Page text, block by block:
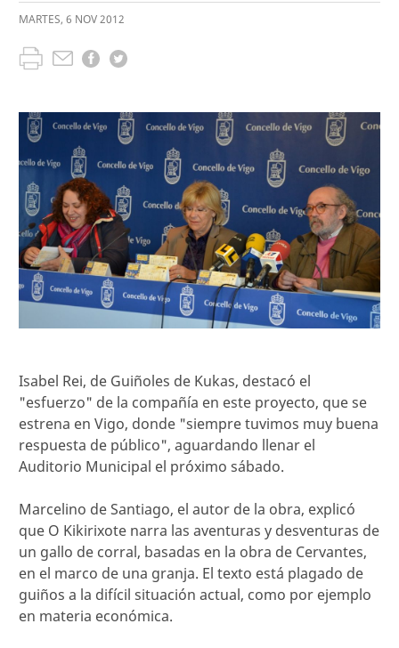
MARTES, 6 NOV2012
Isabel Rei, de Guiñoles de Kukas, destacó el
"esfuerzo" de la compañía en este proyecto, que se
estrena en Vigo, donde "siempre tuvimos muy buena
respuesta de público", aguardando llenar el
Auditorio Municipal el próximo sábado.
Marcelino de Santiago, el autor de la obra, explicó
que O Kikirixote narra las aventuras y desventuras de
un gallo de corral, basadas en la obra de Cervantes,
en el marco de una granja. El texto está plagado de
guiños a la difícil situación actual, como por ejemplo
en materia económica.